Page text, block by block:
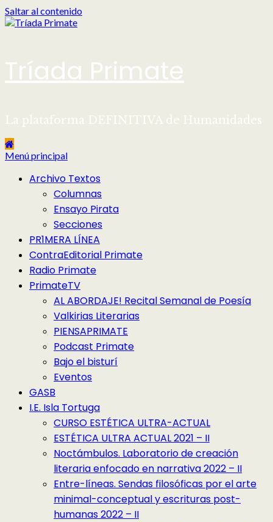
Saltar al contenido
Tríada Primate
La plataforma DEFINITIVA de Humanidades
Menú principal
Archivo Textos
Columnas
Ensayo Pirata
Secciones
PR1MERA LÍNEA
ContraEditorial Primate
Radio Primate
PrimateTV
AL ABORDAJE! Recital Semanal de Poesía
Valkirias Literarias
PIENSAPRIMATE
Podcast Primate
Bajo el bisturí
Eventos
GASB
I.E. Isla Tortuga
CURSO ESTÉTICA ULTRA-ACTUAL
ESTÉTICA ULTRA ACTUAL 2021 – II
Noctámbulos. Laboratorio de creación
literaria enfocado en narrativa 2022 – II
Entre-líneas. Sendas filosóficas por el arte
minimal-conceptual y escrituras post-
humanas 2022 – II